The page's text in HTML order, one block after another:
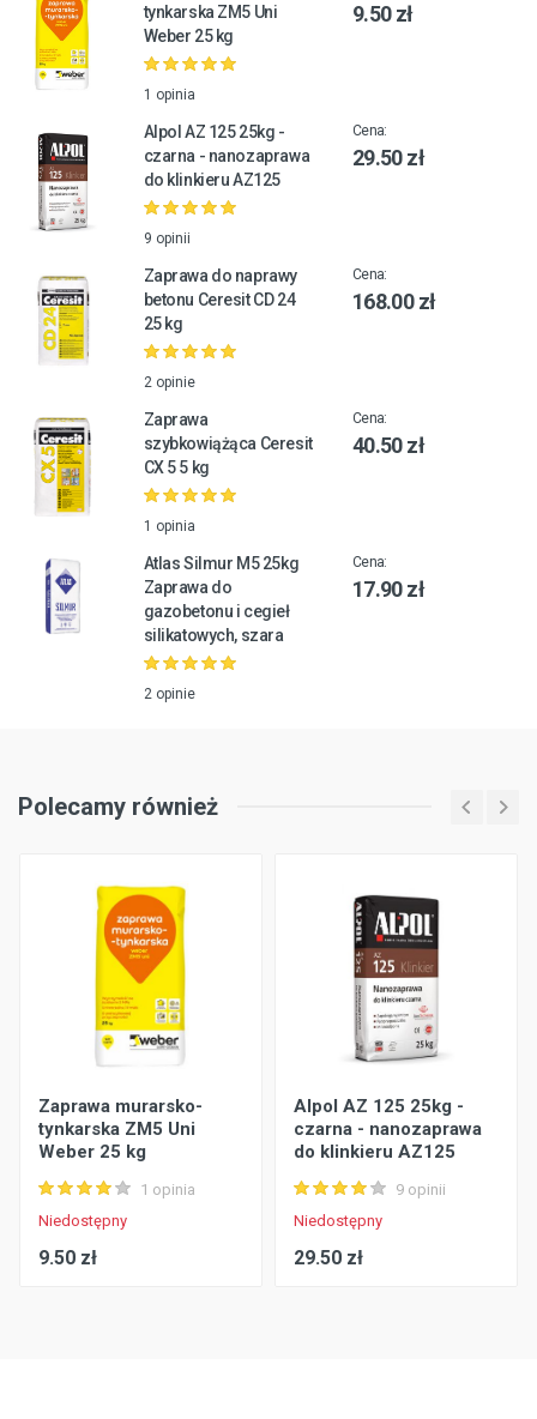
tynkarska ZM5 Uni
Weber 25 kg
1 opinia
9.50 zł
Alpol AZ 125 25kg -
czarna - nanozaprawa
do klinkieru AZ125
9 opinii
Cena:
29.50 zł
Zaprawa do naprawy
betonu Ceresit CD 24
25 kg
2 opinie
Cena:
168.00 zł
Zaprawa
szybkowiążąca Ceresit
CX 5 5 kg
1 opinia
Cena:
40.50 zł
Atlas Silmur M5 25kg
Zaprawa do
gazobetonu i cegieł
silikatowych, szara
2 opinie
Cena:
17.90 zł
Polecamy również
Zaprawa murarsko-
tynkarska ZM5 Uni
Weber 25 kg
1 opinia
Niedostępny
9.50 zł
Alpol AZ 125 25kg -
czarna - nanozaprawa
do klinkieru AZ125
9 opinii
Niedostępny
29.50 zł